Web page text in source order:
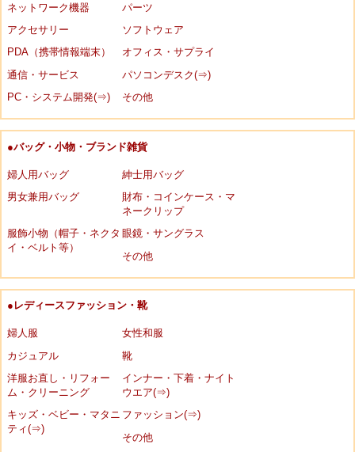
ネットワーク機器
パーツ
アクセサリー
ソフトウェア
PDA（携帯情報端末）
オフィス・サプライ
通信・サービス
パソコンデスク(⇒)
PC・システム開発(⇒)
その他
●バッグ・小物・ブランド雑貨
婦人用バッグ
紳士用バッグ
男女兼用バッグ
財布・コインケース・マ
ネークリップ
服飾小物（帽子・ネクタ
イ・ベルト等）
眼鏡・サングラス
その他
●レディースファッション・靴
婦人服
女性和服
カジュアル
靴
洋服お直し・リフォー
ム・クリーニング
インナー・下着・ナイト
ウエア(⇒)
キッズ・ベビー・マタニ
ティ(⇒)
ファッション(⇒)
その他